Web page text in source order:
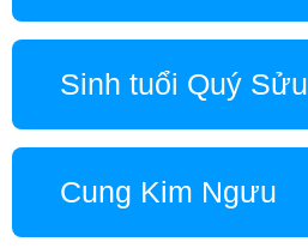
Sinh tuổi Quý Sửu
Cung Kim Ngưu